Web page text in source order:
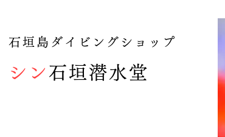
石垣島ダイビングショップ
シン 石垣潜水堂